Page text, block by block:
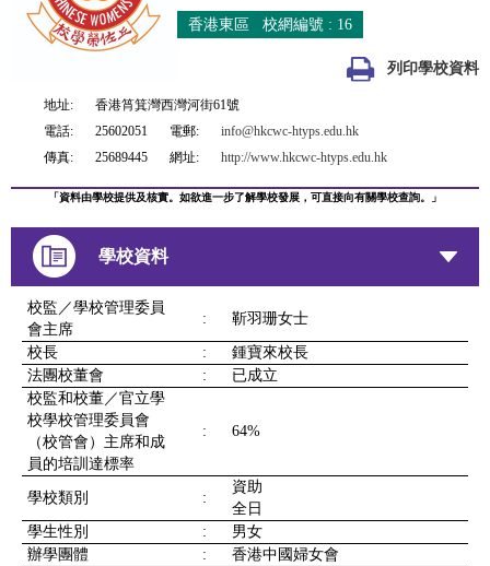
香港東區 校網編號 : 16
列印學校資料
地址:
香港筲箕灣西灣河街61號
電話:
25602051 電郵:
info@hkcwc-htyps.edu.hk
傳真:
25689445 網址: http://www.hkcwc-htyps.edu.hk
「資料由學校提供及核實。如欲進一步了解學校發展，可直接向有關學校查詢。」
學校資料
校監／學校管理委員
會主席
: 靳羽珊女士
校長 :
鍾寶來校長
法團校董會
:
已成立
校監和校董／官立學
校學校管理委員會
（校管會）主席和成
員的培訓達標率
: 64%
學校類別 :
資助
全日
學生性別
:
男女
辦學團體
:
香港中國婦女會